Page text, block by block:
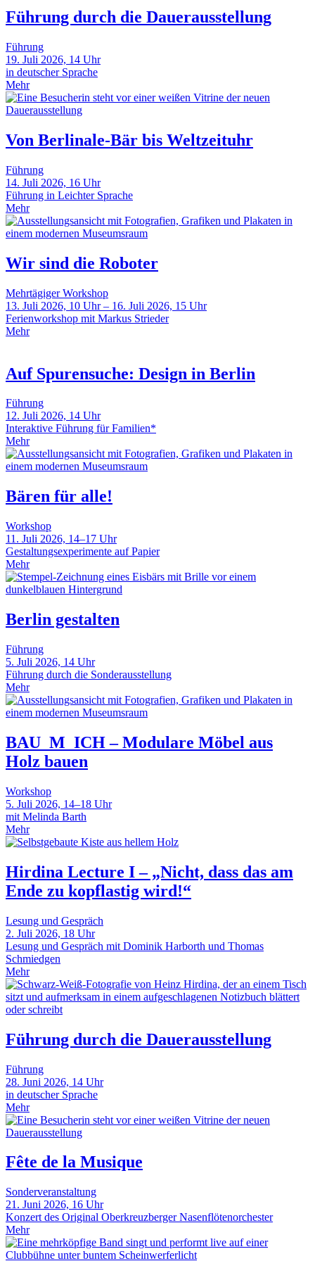
Führung durch die Dauerausstellung
Führung
19. Juli 2026, 14 Uhr
in deutscher Sprache
Mehr
Von Berlinale-Bär bis Weltzeituhr
Führung
14. Juli 2026, 16 Uhr
Führung in Leichter Sprache
Mehr
Wir sind die Roboter
Mehrtägiger Workshop
13. Juli 2026, 10 Uhr – 16. Juli 2026, 15 Uhr
Ferienworkshop mit Markus Strieder
Mehr
Auf Spurensuche: Design in Berlin
Führung
12. Juli 2026, 14 Uhr
Interaktive Führung für Familien*
Mehr
Bären für alle!
Workshop
11. Juli 2026, 14–17 Uhr
Gestaltungsexperimente auf Papier
Mehr
Berlin gestalten
Führung
5. Juli 2026, 14 Uhr
Führung durch die Sonderausstellung
Mehr
BAU_M_ICH – Modulare Möbel aus
Holz bauen
Workshop
5. Juli 2026, 14–18 Uhr
mit Melinda Barth
Mehr
Hirdina Lecture I – „Nicht, dass das am
Ende zu kopflastig wird!“
Lesung und Gespräch
2. Juli 2026, 18 Uhr
Lesung und Gespräch mit Dominik Harborth und Thomas
Schmiedgen
Mehr
Führung durch die Dauerausstellung
Führung
28. Juni 2026, 14 Uhr
in deutscher Sprache
Mehr
Fête de la Musique
Sonderveranstaltung
21. Juni 2026, 16 Uhr
Konzert des Original Oberkreuzberger Nasenflötenorchester
Mehr